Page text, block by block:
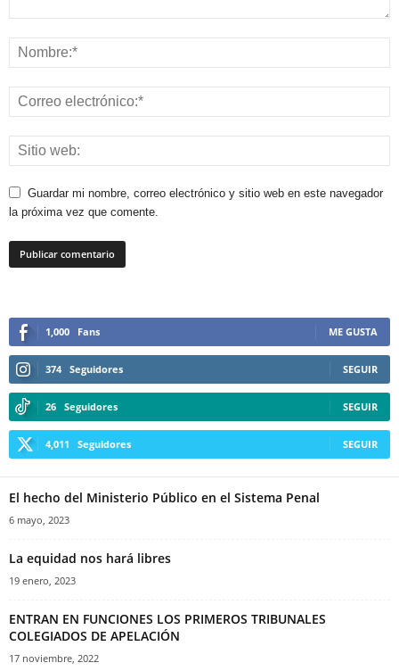
Guardar mi nombre, correo electrónico y sitio web en este navegador
la próxima vez que comente.
1,000 Fans ME GUSTA
374 Seguidores SEGUIR
26 Seguidores SEGUIR
4,011 Seguidores SEGUIR
El hecho del Ministerio Público en el Sistema Penal
6 mayo, 2023
La equidad nos hará libres
19 enero, 2023
ENTRAN EN FUNCIONES LOS PRIMEROS TRIBUNALES
COLEGIADOS DE APELACIÓN
17 noviembre, 2022